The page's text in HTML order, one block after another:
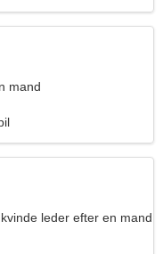
mand
leder efter en mand